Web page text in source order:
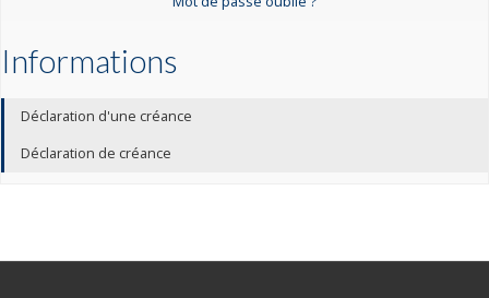
Informations
Déclaration d'une créance
Déclaration de créance